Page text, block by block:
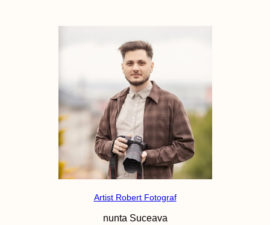
Artist Robert Fotograf
nunta Suceava